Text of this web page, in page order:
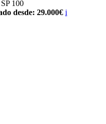
100
desde: 29.000€ i